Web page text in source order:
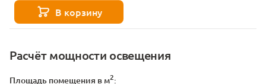
Расчёт мощности освещения
Площадь помещения в м2:
В корзину